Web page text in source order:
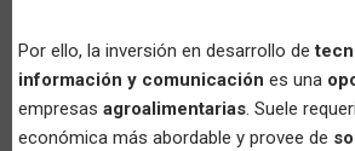
Por ello, la inversión en desarrollo de
información y comunicación es una
empresas agroalimentarias. Suele
económica más abordable y provee de